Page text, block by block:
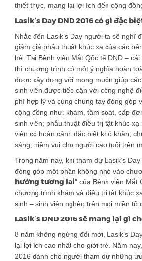
thiết thực, mang lại lợi ích đến cộng
Lasik’s Day DND 2016 có gì đặc
Nhắc đến Lasik’s Day người ta sẽ nghĩ
giảm giá phẫu thuật khúc xạ của các
hè. Tại Bệnh viện Mắt Qốc tế DND – cái
thì chương trình có một ý nghĩa hoàn
được xây dựng với mong muốn giúp
sinh viên được tiếp cận với công nghệ
phí hợp lý và cùng chung tay đóng góp
cộng đồng như: khám, tầm soát, cấp
sinh viên; phẫu thuật điều trị tật khúc xạ
viên có hoàn cảnh đặc biệt khó khăn;
sáng, niềm vui cho người cao tuổi trên
Trong năm nay, khi tham dự Lasik’s
đóng góp một phần không nhỏ vào
hướng tương lai” của Bệnh viện Mắt
chương trình khám và điều trị tật khúc
sinh – sinh viên nghèo trên mọi miền tổ
Lasik’s DND 2016 sẽ mang lại gì
8 năm không ngừng đổi mới, Lasik’s
lại lợi ích cao nhất cho giới trẻ. Năm
2016 dành cho người tham dự những